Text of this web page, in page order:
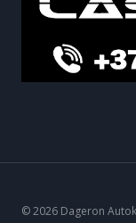
© 2026 Dageron